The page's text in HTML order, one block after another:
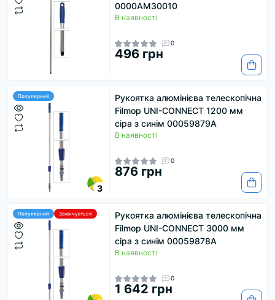
0000AM30010
В наявності
0
496 грн
Популярний
3
Рукоятка алюмінієва телескопічна
Filmop UNI-CONNECT 1200 мм
сіра з синім 00059879A
В наявності
0
876 грн
Популярний Закінчується
Рукоятка алюмінієва телескопічна
Filmop UNI-CONNECT 3000 мм
сіра з синім 00059878A
В наявності
0
1 642 грн